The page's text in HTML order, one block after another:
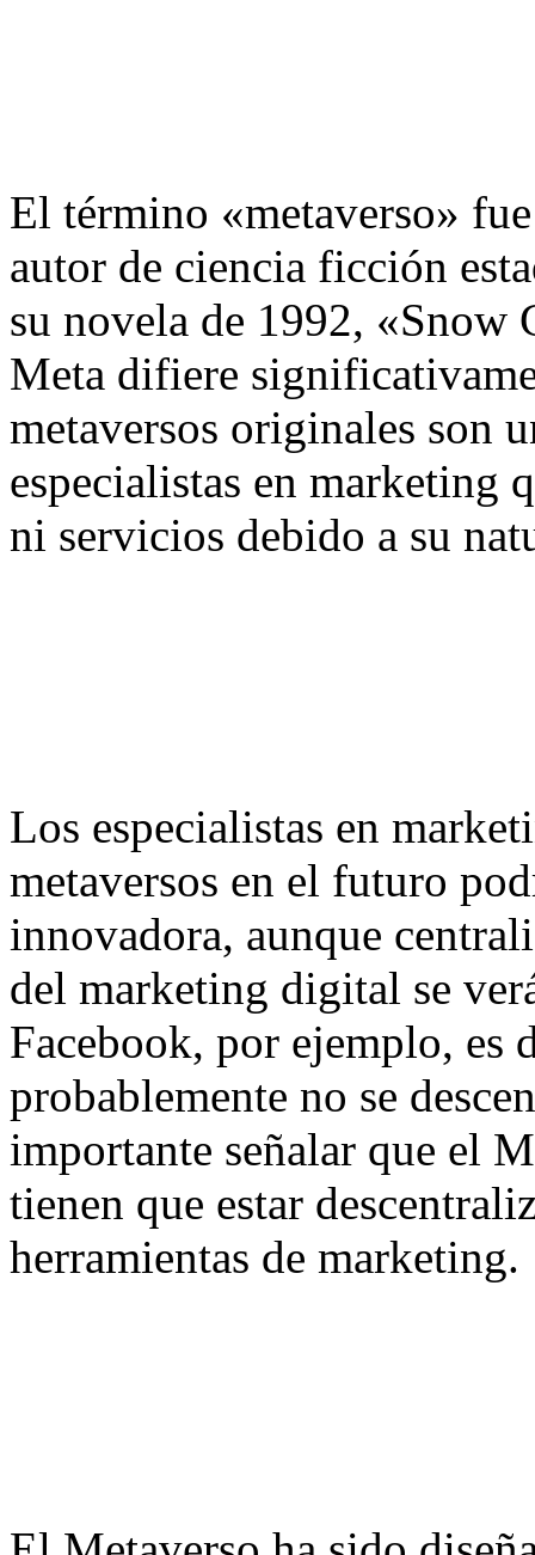
El término «metaverso»
autor de ciencia ficción
su novela de 1992, «Snow
Meta difiere
metaversos originales son
especialistas en marketing
ni servicios debido a su
Los especialistas en
metaversos en el futuro
innovadora, aunque
del marketing digital se
Facebook, por ejemplo, es
probablemente no se
importante señalar que el
tienen que estar
herramientas de marketing.